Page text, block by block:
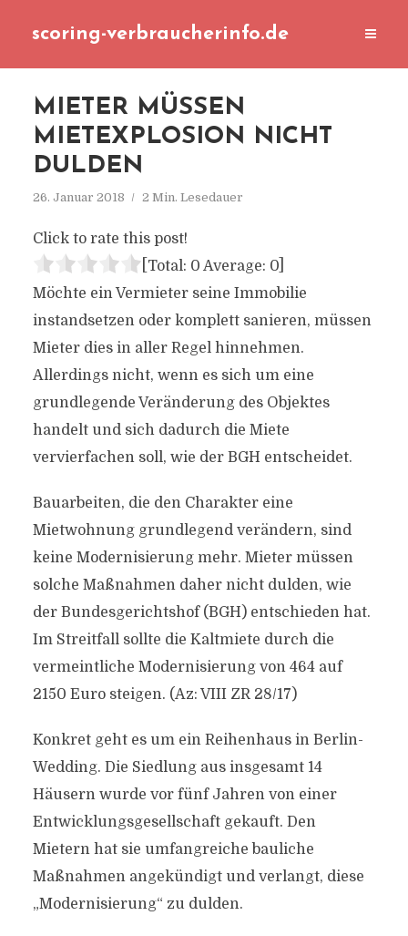
scoring-verbraucherinfo.de
MIETER MÜSSEN
MIETEXPLOSION NICHT
DULDEN
26. Januar 2018 2 Min. Lesedauer
Click to rate this post!
[Total: 0 Average: 0]
Möchte ein Vermieter seine Immobilie
instandsetzen oder komplett sanieren, müssen
Mieter dies in aller Regel hinnehmen.
Allerdings nicht, wenn es sich um eine
grundlegende Veränderung des Objektes
handelt und sich dadurch die Miete
vervierfachen soll, wie der BGH entscheidet.
Bauarbeiten, die den Charakter eine
Mietwohnung grundlegend verändern, sind
keine Modernisierung mehr. Mieter müssen
solche Maßnahmen daher nicht dulden, wie
der Bundesgerichtshof (BGH) entschieden hat.
Im Streitfall sollte die Kaltmiete durch die
vermeintliche Modernisierung von 464 auf
2150 Euro steigen. (Az: VIII ZR 28/17)
Konkret geht es um ein Reihenhaus in Berlin-
Wedding. Die Siedlung aus insgesamt 14
Häusern wurde vor fünf Jahren von einer
Entwicklungsgesellschaft gekauft. Den
Mietern hat sie umfangreiche bauliche
Maßnahmen angekündigt und verlangt, diese
„Modernisierung“ zu dulden.